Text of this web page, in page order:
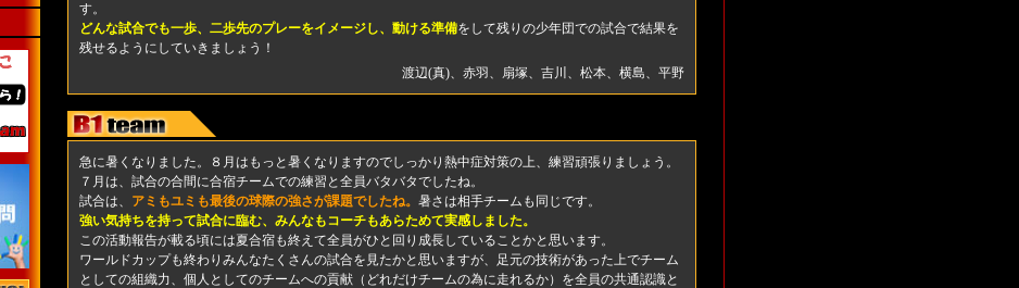
す。
どんな試合でも一歩、二歩先のプレーをイメージし、動ける準備をして残りの少年団での試合で結果を
残せるようにしていきましょう！
渡辺(真)、赤羽、扇塚、吉川、松本、横島、平野
急に暑くなりました。８月はもっと暑くなりますのでしっかり熱中症対策の上、練習頑張りましょう。
７月は、試合の合間に合宿チームでの練習と全員バタバタでしたね。
試合は、 アミもユミも最後の球際の強さが課題でしたね。 暑さは相手チームも同じです。
強い気持ちを持って試合に臨む、みんなもコーチもあらためて実感しました。
この活動報告が載る頃には夏合宿も終えて全員がひと回り成長していることかと思います。
ワールドカップも終わりみんなたくさんの試合を見たかと思いますが、足元の技術があった上でチーム
としての組織力、個人としてのチームへの貢献（どれだけチームの為に走れるか）を全員の共通認識と